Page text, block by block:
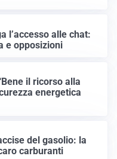
l’accesso alle chat:
e opposizioni
il ricorso alla
energetica
del gasolio: la
carburanti